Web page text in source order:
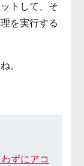
トして、そ
を実行する
。
ずにアコ